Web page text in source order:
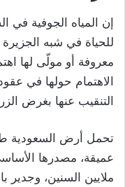
إن المياه الجوفية في
للحياة في شبه
معروفة أو مولّى لها
الاهتمام حولها في
التنقيب عنها بغرض
تحمل أرض السعودية
عميقة، مصدرها
ملايين السنين،